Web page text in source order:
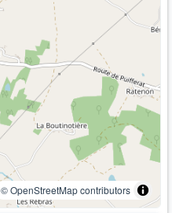
© OpenStreetMap contributors